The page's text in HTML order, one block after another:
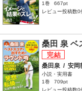
1巻
667pt
レビュー投稿数0
桑田 泉 ベ
桑田泉 / 安岡
小説・実用書
1巻
709pt
レビュー投稿数0